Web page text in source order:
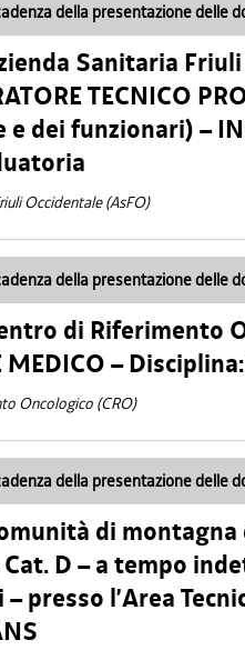
della presentazione delle
Sanitaria
TECNICO
dei funzionari) –
Occidentale (AsFO)
della presentazione delle
di Riferimento
MEDICO –
Oncologico (CRO)
della presentazione delle
di montagna
Cat. D – a tempo
presso l’Area